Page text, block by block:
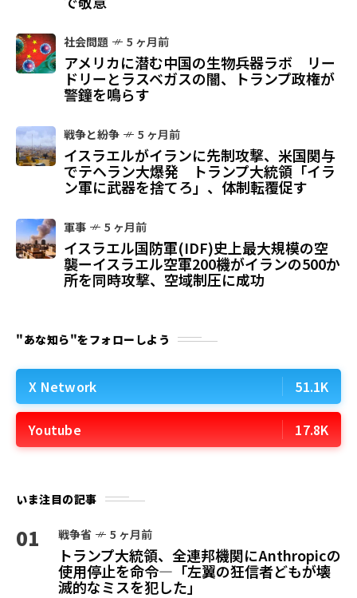
社会問題 5 ヶ月前
アメリカに潜む中国の生物兵器ラボ リー
ドリーとラスベガスの闇、トランプ政権が
警鐘を鳴らす
戦争と紛争 5 ヶ月前
イスラエルがイランに先制攻撃、米国関与
でテヘラン大爆発 トランプ大統領「イラ
ン軍に武器を捨てろ」、体制転覆促す
軍事 5 ヶ月前
イスラエル国防軍(IDF)史上最大規模の空
襲ーイスラエル空軍200機がイランの500か
所を同時攻撃、空域制圧に成功
"あな知ら"をフォローしよう
X Network 51.1K
Youtube 17.8K
いま注目の記事
01 戦争省 5 ヶ月前
トランプ大統領、全連邦機関にAnthropicの
使用停止を命令—「左翼の狂信者どもが壊
滅的なミスを犯した」